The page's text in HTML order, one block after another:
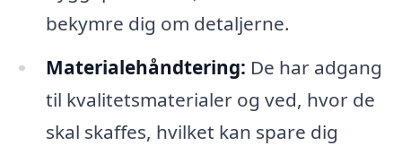
bekymre dig om detaljerne.
Materialehåndtering: De har adgang
til kvalitetsmaterialer og ved, hvor de
skal skaffes, hvilket kan spare dig